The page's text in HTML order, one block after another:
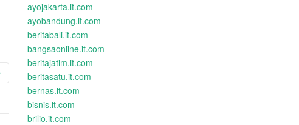
ayojakarta.it.com
ayobandung.it.com
beritabali.it.com
bangsaonline.it.com
beritajatim.it.com
beritasatu.it.com
bernas.it.com
bisnis.it.com
brilio.it.com